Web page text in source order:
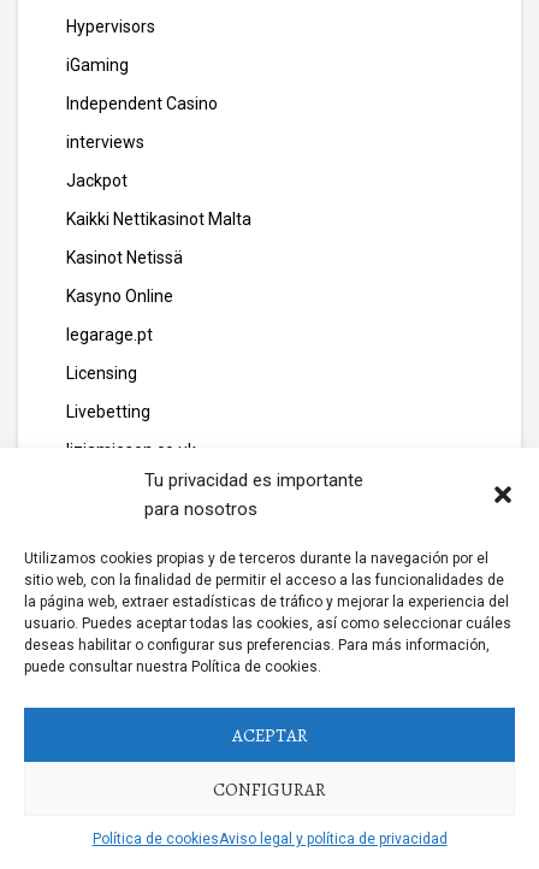
Tu privacidad es importante
para nosotros
Utilizamos cookies propias y de terceros durante la navegación por el
sitio web, con la finalidad de permitir el acceso a las funcionalidades de
la página web, extraer estadísticas de tráfico y mejorar la experiencia del
usuario. Puedes aceptar todas las cookies, así como seleccionar cuáles
deseas habilitar o configurar sus preferencias. Para más información,
puede consultar nuestra Política de cookies.
ACEPTAR
CONFIGURAR
Política de cookiesAviso legal y política de privacidad
Hypervisors
iGaming
Independent Casino
interviews
Jackpot
Kaikki Nettikasinot Malta
Kasinot Netissä
Kasyno Online
legarage.pt
Licensing
Livebetting
lizjamieson.co.uk
margareteggleton.co.uk
media
media111
mew casino
motolandim.pt
Nettikasino Ilman Kierrätystä